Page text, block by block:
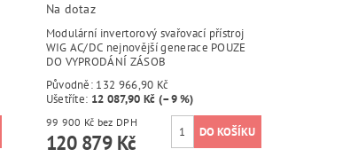
Na dotaz
Modulární invertorový svařovací přístroj
WIG AC/DC nejnovější generace POUZE
DO VYPRODÁNÍ ZÁSOB
Původně: 132 966,90 Kč
Ušetříte: 12 087,90 Kč (–9 %)
99 900 Kč bez DPH
120 879 Kč